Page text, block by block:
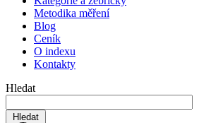
Metodika měření
Blog
Ceník
O indexu
Kontakty
Hledat
Hledat